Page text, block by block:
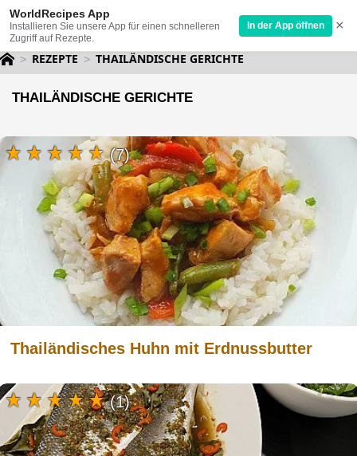
WorldRecipes App
Installieren Sie unsere App für einen schnelleren
Zugriff auf Rezepte.
In der App öffnen ×
REZEPTE THAILÄNDISCHE GERICHTE
THAILÄNDISCHE GERICHTE
Thailändisches Huhn mit Erdnussbutter
(7)
(1)